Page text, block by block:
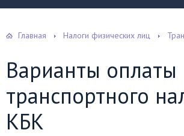
Главная Налоги физических лиц
Варианты оплаты
транспортного
КБК